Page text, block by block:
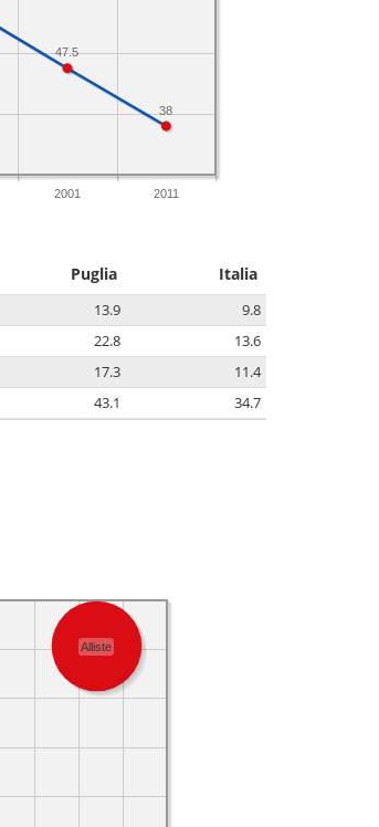
2001 2011
38
47.5
Puglia Italia
13.9
9.8
22.8
13.6
17.3
11.4
43.1 34.7
Alliste